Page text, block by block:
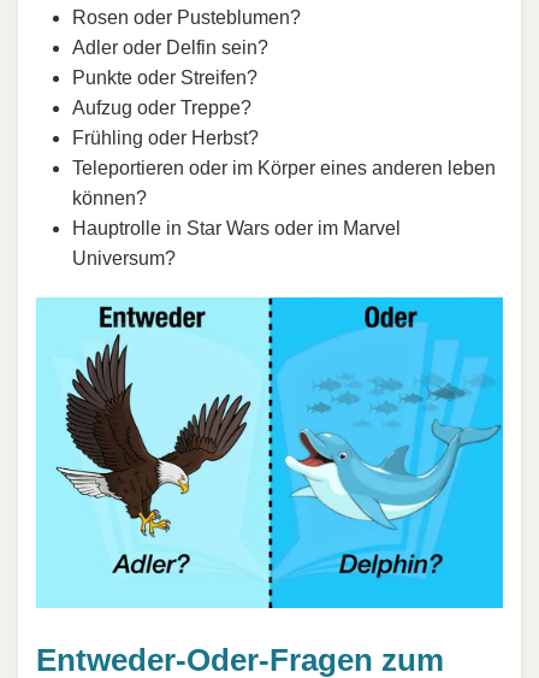
Rosen oder Pusteblumen?
Adler oder Delfin sein?
Punkte oder Streifen?
Aufzug oder Treppe?
Frühling oder Herbst?
Teleportieren oder im Körper eines anderen leben
können?
Hauptrolle in Star Wars oder im Marvel
Universum?
Entweder-Oder-Fragen zum